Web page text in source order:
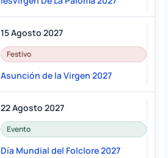
15 Agosto 2027
Festivo
Asunción de la Virgen 2027
22 Agosto 2027
Evento
Día Mundial del Folclore 2027